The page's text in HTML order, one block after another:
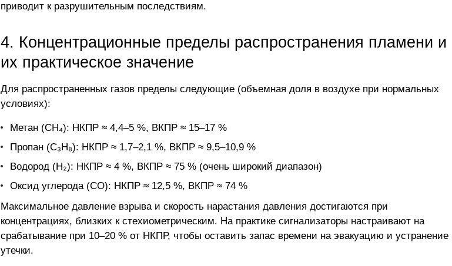
приводит к разрушительным последствиям.
4. Концентрационные пределы распространения пламени и
их практическое значение
Для распространенных газов пределы следующие (объемная доля в воздухе при нормальных
условиях):
Метан (CH₄): НКПР ≈ 4,4–5 %, ВКПР ≈ 15–17 %
Пропан (C₃H₈): НКПР ≈ 1,7–2,1 %, ВКПР ≈ 9,5–10,9 %
Водород (H₂): НКПР ≈ 4 %, ВКПР ≈ 75 % (очень широкий диапазон)
Оксид углерода (CO): НКПР ≈ 12,5 %, ВКПР ≈ 74 %
Максимальное давление взрыва и скорость нарастания давления достигаются при
концентрациях, близких к стехиометрическим. На практике сигнализаторы настраивают на
срабатывание при 10–20 % от НКПР, чтобы оставить запас времени на эвакуацию и устранение
утечки.